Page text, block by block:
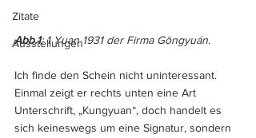
Zitate
Ausstellungen
Abb.1: 1 Yuan 1931 der Firma Gōngyuán.
Ich finde den Schein nicht uninteressant.
Einmal zeigt er rechts unten eine Art
Unterschrift, „Kungyuan“, doch handelt es
sich keineswegs um eine Signatur, sondern